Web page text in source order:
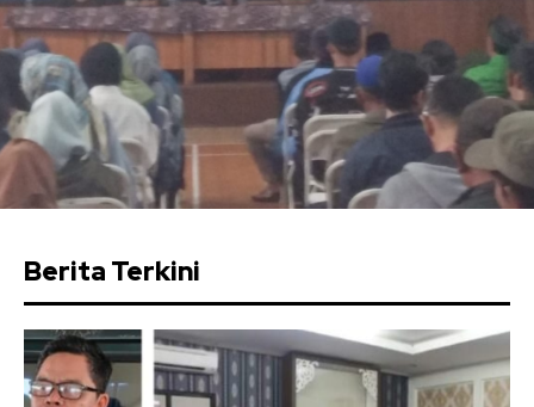
Berita Terkini